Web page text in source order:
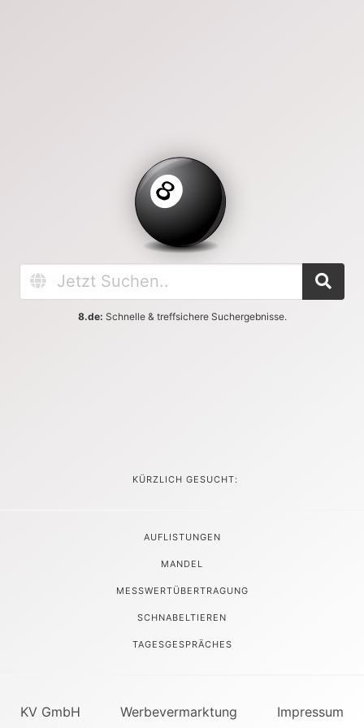
8.de: Schnelle & treffsichere Suchergebnisse.
KÜRZLICH GESUCHT:
AUFLISTUNGEN
MANDEL
MESSWERTÜBERTRAGUNG
SCHNABELTIEREN
TAGESGESPRÄCHES
KV GmbH Werbevermarktung Impressum